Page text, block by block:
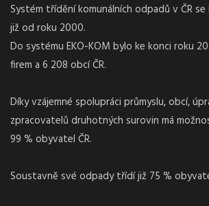
Systém třídění komunálních odpadů v ČR
již od roku 2000.
Do systému EKO-KOM bylo ke konci roku
firem a 6 208 obcí ČR.
Díky vzájemné spolupráci průmyslu, obcí,
zpracovatelů druhotných surovin má
99 % obyvatel ČR.
Soustavně své odpady třídí již 75 %